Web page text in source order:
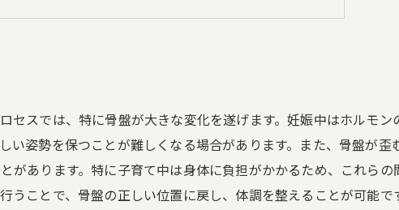
今後の健康管理に向けて
セスでは、特に骨盤が大きな変化を遂げます。妊娠中はホルモ
い姿勢を保つことが難しくなる場合があります。また、骨盤が
あります。特に子育て中は身体に負担がかかるため、これらの
うことで、骨盤の正しい位置に戻し、体調を整えることが可能